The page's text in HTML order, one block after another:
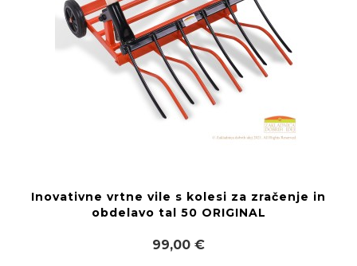
Inovativne vrtne vile s kolesi za zračenje in
obdelavo tal 50 ORIGINAL
99,00 €